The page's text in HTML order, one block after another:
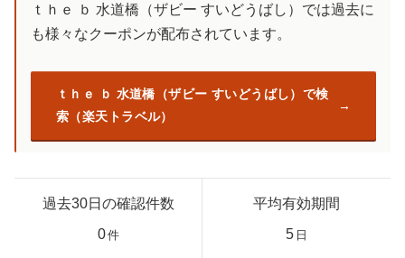
ｔｈｅ ｂ 水道橋（ザビー すいどうばし）では過去に
も様々なクーポンが配布されています。
ｔｈｅ ｂ 水道橋（ザビー すいどうばし）で検
索（楽天トラベル）
過去30日の確認件数
0件
平均有効期間
5 日